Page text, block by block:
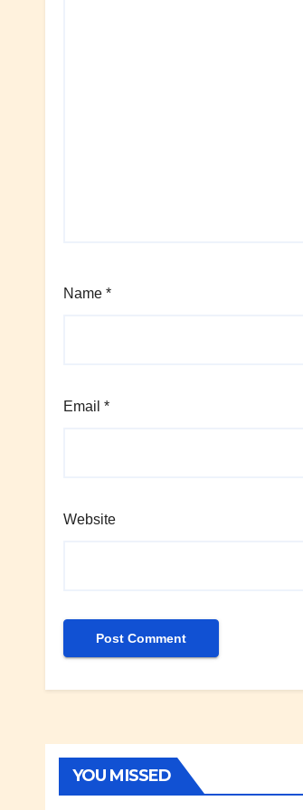
Name *
Email *
Website
YOU MISSED